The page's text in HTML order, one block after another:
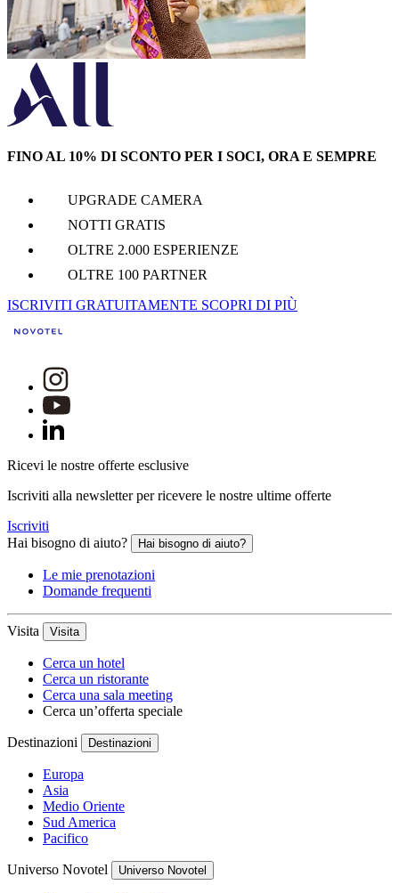
FINO AL 10% DI SCONTO PER I SOCI, ORA E SEMPRE
UPGRADE CAMERA
NOTTI GRATIS
OLTRE 2.000 ESPERIENZE
OLTRE 100 PARTNER
ISCRIVITI GRATUITAMENTE SCOPRI DI PIÙ
Ricevi le nostre offerte esclusive
Iscriviti alla newsletter per ricevere le nostre ultime offerte
Iscriviti
Hai bisogno di aiuto?
Hai bisogno di aiuto?
Le mie prenotazioni
Domande frequenti
Visita Visita
Cerca un hotel
Cerca un ristorante
Cerca una sala meeting
Cerca un’offerta speciale
Destinazioni Destinazioni
Europa
Asia
Medio Oriente
Sud America
Pacifico
Universo Novotel Universo Novotel